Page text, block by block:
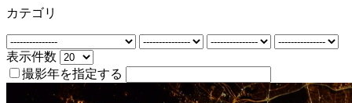
カテゴリ
表示件数
撮影年を指定する